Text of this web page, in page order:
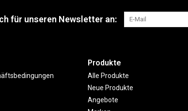
für unseren Newsletter an:
Produkte
Alle Produkte
Neue Produkte
Angebote